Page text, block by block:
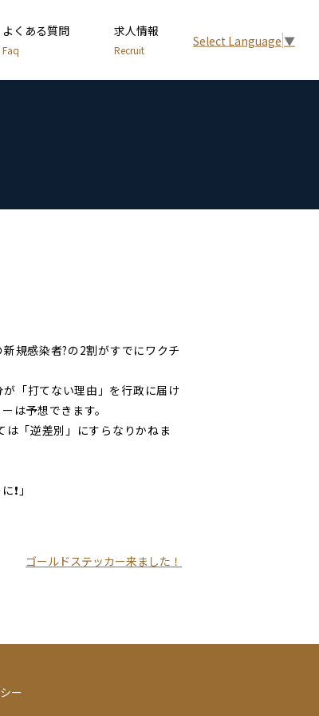
Select Language ▼
よくある質問
Faq
求人情報
Recruit
規感染者?の2割がすでにワクチ
「打てない理由」を行政に届け
は予想できます。
は「逆差別」にすらなりかねま
」
ゴールドステッカー来ました！
ー